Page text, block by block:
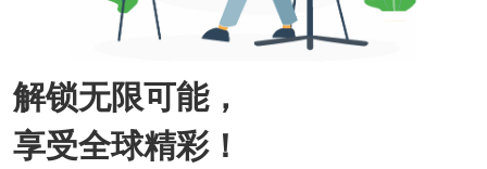
解锁无限可能，
享受全球精彩！